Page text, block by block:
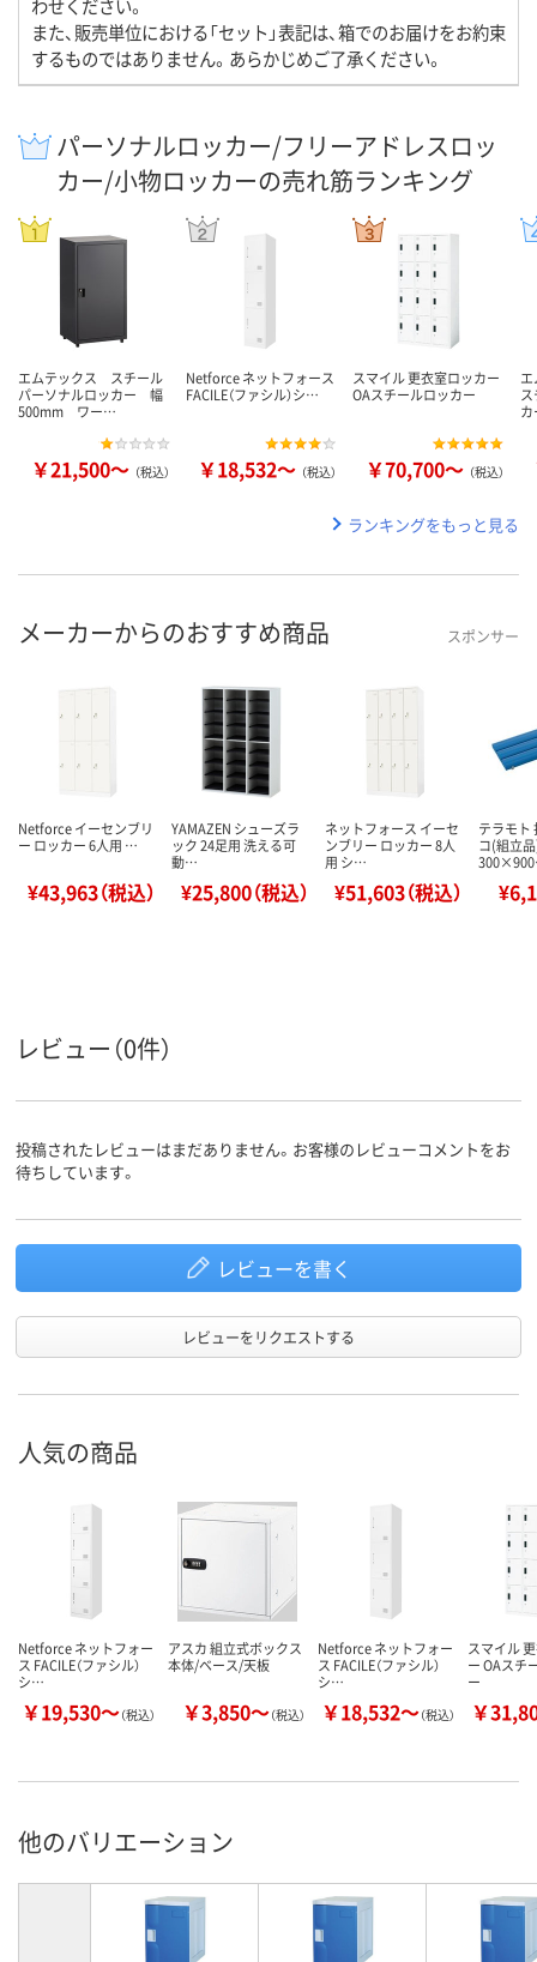
また、販売単位における「セット」表記は、箱でのお届けをお約束
するものではありません。あらかじめご了承ください。
パーソナルロッカー/フリーアドレスロッ
カー/小物ロッカーの売れ筋ランキング
エムテックス スチール
パーソナルロッカー 幅
500mm ワー…
￥21,500～ （税込）
Netforce ネットフォース
FACILE（ファシル）シ…
￥18,532～ （税込）
スマイル 更衣室ロッカー
OAスチールロッカー
￥70,700～ （税込）
ランキングをもっと見る
メーカーからのおすすめ商品 スポンサー
Netforce イーセンブリ
ー ロッカー 6人用 …
¥43,963（税込）
YAMAZEN シューズラ
ック 24足用 洗える可
動…
¥25,800（税込）
ネットフォース イーセ
ンブリー ロッカー 8人
用 シ…
¥51,603（税込）
テラモト
コ(組立
レビュー（0件）
投稿されたレビューはまだありません。お客様のレビューコメントをお
待ちしています。
レビューを書く
レビューをリクエストする
人気の商品
Netforce ネットフォー
ス FACILE（ファシル）
シ…
￥19,530～（税込）
アスカ 組立式ボックス
本体/ベース/天板
￥3,850～（税込）
Netforce ネットフォー
ス FACILE（ファシル）
シ…
￥18,532～（税込）
スマイル
ー OAスチ
ー
￥
他のバリエーション